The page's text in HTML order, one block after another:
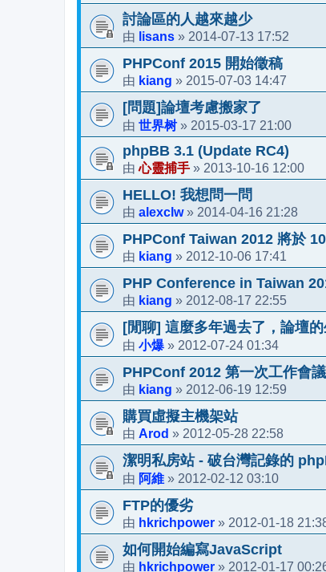
討論區的人越來越少
由 lisans » 2014-07-13 17:52
PHPConf 2015 開始徵稿
由 kiang » 2015-07-03 14:47
[問題]論壇考慮搬家了
由 世界树» 2015-03-17 21:00
phpBB 3.1 (Update RC4)
由心靈捕手 » 2013-10-16 12:00
HELLO! 我想問一問
由 alexclw» 2014-04-16 21:28
PHPConf Taiwan 2012 將於
由 kiang » 2012-10-06 17:41
PHP Conference in Taiwan
由 kiang » 2012-08-17 22:55
[閒聊] 這麼多年過去了，論壇
由 小爆 » 2012-07-24 01:34
PHPConf 2012 第一次工作會議
由 kiang » 2012-06-19 12:59
購買虛擬主機架站
由 Arod » 2012-05-28 22:58
潔明私房站 - 破台灣記錄的
由 阿維 » 2012-02-12 03:10
FTP的優劣
由 hkrichpower » 2012-01-18
如何開始編寫JavaScript
由 hkrichpower » 2012-01-17